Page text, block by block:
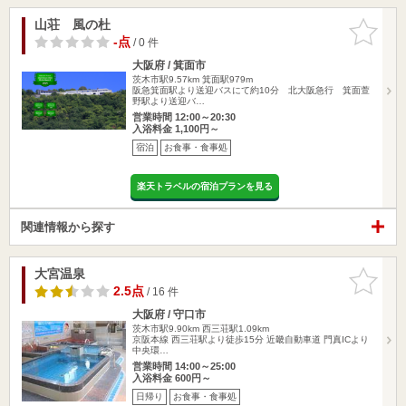
お気に入
りに追加
山荘 風の杜
-点/ 0 件
大阪府 / 箕面市
茨木市駅9.57km 箕面駅979m
阪急箕面駅より送迎バスにて約10分 北大阪急行 箕面萱
野駅より送迎バ…
営業時間 12:00～20:30
入浴料金 1,100円～
宿泊 お食事・食事処
楽天トラベルの宿泊プランを見る
関連情報から探す
お気に入
りに追加
大宮温泉
2.5点/ 16 件
大阪府 / 守口市
茨木市駅9.90km 西三荘駅1.09km
京阪本線 西三荘駅より徒歩15分 近畿自動車道 門真ICより
中央環…
営業時間 14:00～25:00
入浴料金 600円～
日帰り お食事・食事処